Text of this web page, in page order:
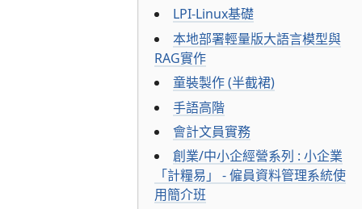
LPI-Linux基礎
本地部署輕量版大語言模型與
RAG實作
童裝製作 (半截裙)
手語高階
會計文員實務
創業/中小企經營系列 : 小企業
「計糧易」 - 僱員資料管理系統使
用簡介班